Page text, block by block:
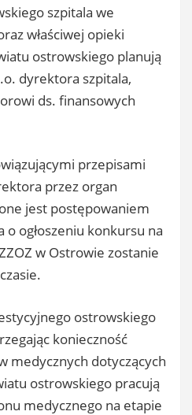
szpitala we
właściwej opieki
ostrowskiego planują
dyrektora szpitala,
ds. finansowych
przepisami
przez organ
jest postępowaniem
ogłoszeniu konkursu na
w Ostrowie zostanie
ostrowskiego
konieczność
medycznych dotyczących
ostrowskiego pracują
medycznego na etapie